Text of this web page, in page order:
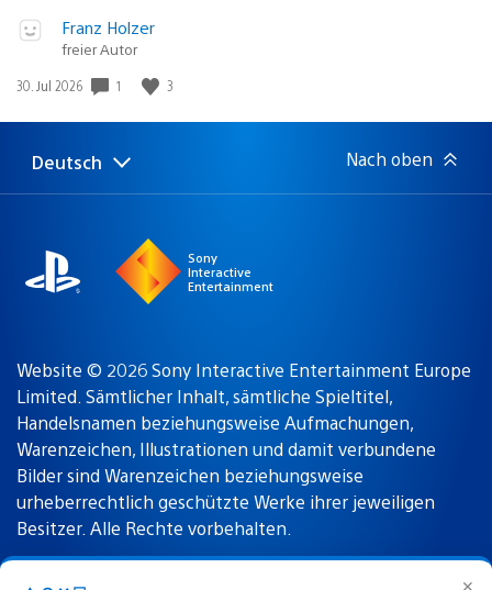
✕
Veröffentlicht
Gewinnspiel
Franz Holzer
freier Autor
Veröffentlichungsdatum:
30. Jul 2026 1 3
Select
Aktuelle
Deutsch Nach oben
Sony
Interactive
Entertainment
Website © 2026 Sony Interactive Entertainment Europe
Limited. Sämtlicher Inhalt, sämtliche Spieltitel,
Handelsnamen beziehungsweise Aufmachungen,
Warenzeichen, Illustrationen und damit verbundene
Bilder sind Warenzeichen beziehungsweise
urheberrechtlich geschützte Werke ihrer jeweiligen
Besitzer. Alle Rechte vorbehalten.